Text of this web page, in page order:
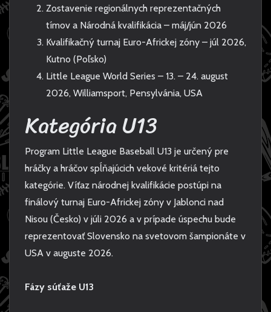
Zostavenie regionálnych reprezentačných
tímov a Národná kvalifikácia – máj/jún 2026
Kvalifikačný turnaj Euro-Africkej zóny – júl 2026,
Kutno (Poľsko)
Little League World Series – 13. – 24. august
2026, Williamsport, Pensylvánia, USA
Kategória U13
Program Little League Baseball U13 je určený pre
hráčky a hráčov spĺňajúcich vekové kritériá tejto
kategórie. Víťaz národnej kvalifikácie postúpi na
finálový turnaj Euro-Africkej zóny v Jablonci nad
Nisou (Česko) v júli 2026 a v prípade úspechu bude
reprezentovať Slovensko na svetovom šampionáte v
USA v auguste 2026.
Fázy súťaže U13